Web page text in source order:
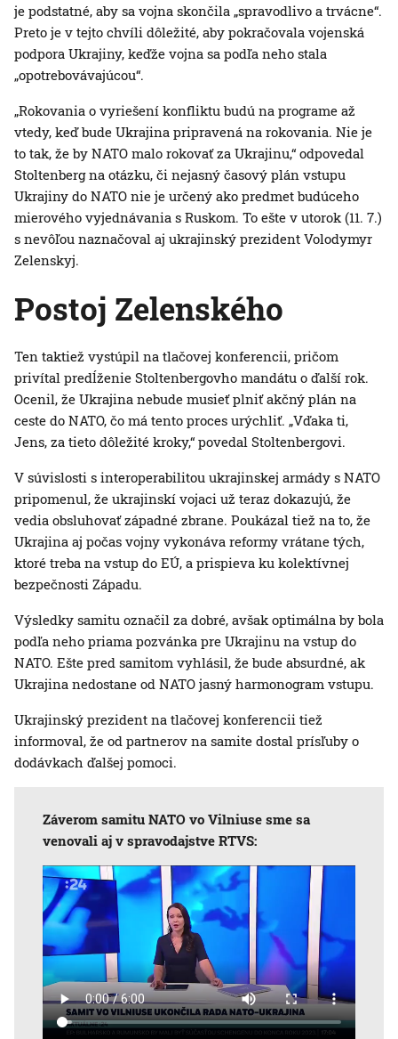
je podstatné, aby sa vojna skončila „spravodlivo a trvácne“.
Preto je v tejto chvíli dôležité, aby pokračovala vojenská
podpora Ukrajiny, keďže vojna sa podľa neho stala
„opotrebovávajúcou“.
„Rokovania o vyriešení konfliktu budú na programe až
vtedy, keď bude Ukrajina pripravená na rokovania. Nie je
to tak, že by NATO malo rokovať za Ukrajinu,“ odpovedal
Stoltenberg na otázku, či nejasný časový plán vstupu
Ukrajiny do NATO nie je určený ako predmet budúceho
mierového vyjednávania s Ruskom. To ešte v utorok (11. 7.)
s nevôľou naznačoval aj ukrajinský prezident Volodymyr
Zelenskyj.
Postoj Zelenského
Ten taktiež vystúpil na tlačovej konferencii, pričom
privítal predĺženie Stoltenbergovho mandátu o ďalší rok.
Ocenil, že Ukrajina nebude musieť plniť akčný plán na
ceste do NATO, čo má tento proces urýchliť. „Vďaka ti,
Jens, za tieto dôležité kroky,“ povedal Stoltenbergovi.
V súvislosti s interoperabilitou ukrajinskej armády s NATO
pripomenul, že ukrajinskí vojaci už teraz dokazujú, že
vedia obsluhovať západné zbrane. Poukázal tiež na to, že
Ukrajina aj počas vojny vykonáva reformy vrátane tých,
ktoré treba na vstup do EÚ, a prispieva ku kolektívnej
bezpečnosti Západu.
Výsledky samitu označil za dobré, avšak optimálna by bola
podľa neho priama pozvánka pre Ukrajinu na vstup do
NATO. Ešte pred samitom vyhlásil, že bude absurdné, ak
Ukrajina nedostane od NATO jasný harmonogram vstupu.
Ukrajinský prezident na tlačovej konferencii tiež
informoval, že od partnerov na samite dostal prísľuby o
dodávkach ďalšej pomoci.
Záverom samitu NATO vo Vilniuse sme sa
venovali aj v spravodajstve RTVS: